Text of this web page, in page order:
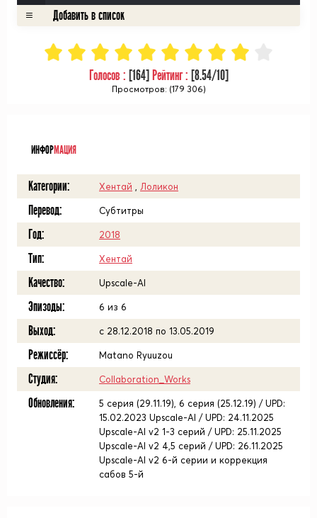
Голосов : [164] Рейтинг : [8.54/10]
Просмотров: (179 306)
ИНФОРМАЦИЯ
Категории: Хентай Лоликон
Перевод: Субтитры
Год: 2018
Тип: Хентай
Качество: Upscale-AI
Эпизоды: 6 из 6
Выход: с 28.12.2018 по 13.05.2019
Режиссёр: Matano Ryuuzou
Студия: Collaboration_Works
Обновления:
5 серия (29.11.19), 6 серия (25.12.19) / UPD:
15.02.2023 Upscale-AI / UPD: 24.11.2025
Upscale-AI v2 1-3 серий / UPD: 25.11.2025
Upscale-AI v2 4,5 серий / UPD: 26.11.2025
Upscale-AI v2 6-й серии и коррекция
сабов 5-й